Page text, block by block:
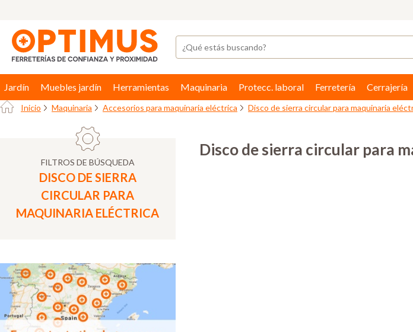
Jardín Muebles jardín Herramientas Maquinaria Protecc. laboral Ferretería Cerrajería
Inicio Maquinaria Accesorios para maquinaria eléctrica Disco de sierra circular para maquinaria
FILTROS DE BÚSQUEDA
DISCO DE SIERRA
CIRCULAR PARA
MAQUINARIA ELÉCTRICA
Disco de sierra circular para